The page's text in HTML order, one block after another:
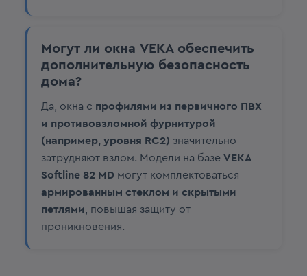
Могут ли окна VEKA обеспечить
дополнительную безопасность
дома?
Да, окна с профилями из первичного ПВХ
и противовзломной фурнитурой
(например, уровня RC2) значительно
затрудняют взлом. Модели на базе VEKA
Softline 82 MD могут комплектоваться
армированным стеклом и скрытыми
петлями , повышая защиту от
проникновения.